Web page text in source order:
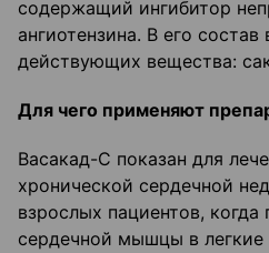
содержащий ингибитор
ангиотензина. В его состав
действующих вещества:
Для чего применяют
Васакад-С показан для
хронической сердечной
взрослых пациентов, когда
сердечной мышцы в легкие